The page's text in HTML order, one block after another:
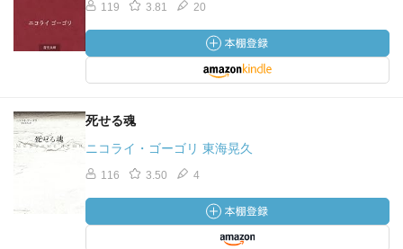
119 3.81 20
死せる魂
ニコライ・ゴーゴリ 東海晃久
116 3.50 4